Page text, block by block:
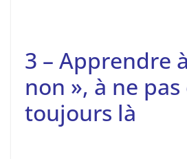
3 – Apprendre
non », à ne
toujours là